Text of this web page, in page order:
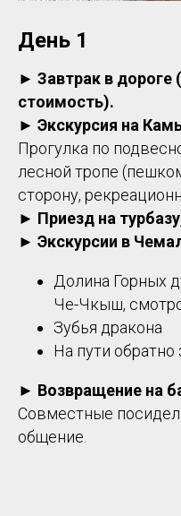
День 1
► Завтрак в дороге
стоимость).
► Экскурсия на
Прогулка по
лесной тропе
сторону,
► Приезд на
► Экскурсии в
Долина Горных
Че-Чкыш,
Зубья дракона
На пути
► Возвращение на
Совместные
общение.